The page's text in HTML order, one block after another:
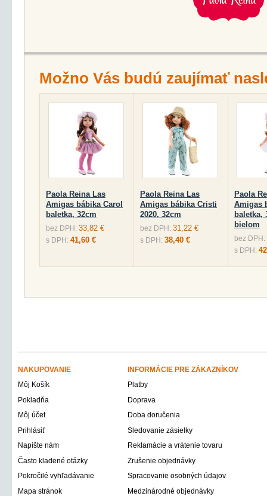
Možno Vás budú zaujímať
Paola Reina Las
Amigas bábika Carol
baletka, 32cm
bez DPH: 33,82 €
s DPH: 41,60 €
Paola Reina Las
Amigas bábika Cristi
2020, 32cm
bez DPH: 31,22 €
s DPH: 38,40 €
Paola
Amigas
baletka,
bielom
bez DPH:
s DPH:
NAKUPOVANIE
INFORMÁCIE PRE ZÁKAZNÍKOV
Môj Košík
Platby
Pokladňa
Doprava
Môj účet
Doba doručenia
Prihlásiť
Sledovanie zásielky
Napíšte nám
Reklamácie a vrátenie tovaru
Často kladené otázky
Zrušenie objednávky
Pokročilé vyhľadávanie
Spracovanie osobných údajov
Mapa stránok
Medzinárodné objednávky